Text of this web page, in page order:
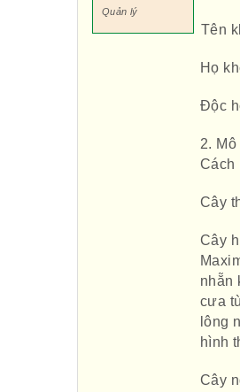
Quản lý
Tên
Họ
Độc
2. Mô
Cách
Cây
Cây
nhẵn
cưa
lông
hình
Cây